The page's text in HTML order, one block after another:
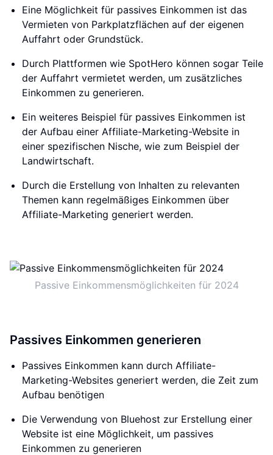
Eine Möglichkeit für passives Einkommen ist das
Vermieten von Parkplatzflächen auf der eigenen
Auffahrt oder Grundstück.
Durch Plattformen wie SpotHero können sogar Teile
der Auffahrt vermietet werden, um zusätzliches
Einkommen zu generieren.
Ein weiteres Beispiel für passives Einkommen ist
der Aufbau einer Affiliate-Marketing-Website in
einer spezifischen Nische, wie zum Beispiel der
Landwirtschaft.
Durch die Erstellung von Inhalten zu relevanten
Themen kann regelmäßiges Einkommen über
Affiliate-Marketing generiert werden.
Passive Einkommensmöglichkeiten für 2024
Passives Einkommen generieren
Passives Einkommen kann durch Affiliate-
Marketing-Websites generiert werden, die Zeit zum
Aufbau benötigen
Die Verwendung von Bluehost zur Erstellung einer
Website ist eine Möglichkeit, um passives
Einkommen zu generieren